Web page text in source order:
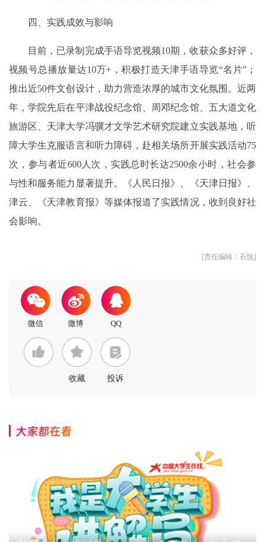
四、实践成效与影响
目前，已录制完成手语导览视频10期，收获众多好评，
视频号总播放量达10万+，积极打造天津手语导览“名片”；
推出近50件文创设计，助力营造浓厚的城市文化氛围。近两
年，学院先后在平津战役纪念馆、周邓纪念馆、五大道文化
旅游区、天津大学冯骥才文学艺术研究院建立实践基地，听
障大学生克服语言和听力障碍，赴相关场所开展实践活动75
次，参与者近600人次，实践总时长达2500余小时，社会参
与性和服务能力显著提升。《人民日报》、《天津日报》、
津云、《天津教育报》等媒体报道了实践情况，收到良好社
会影响。
[责任编辑：石悦]
收藏 投诉
大家都在看